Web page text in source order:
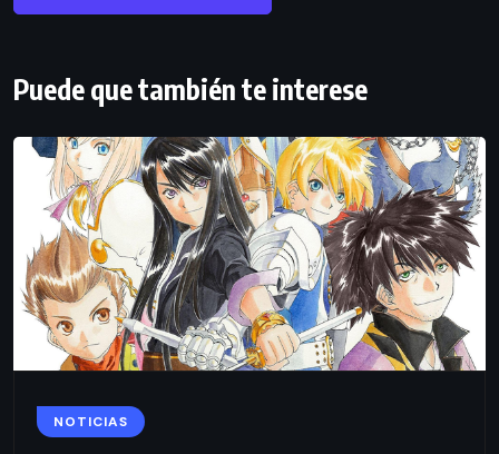
Puede que también te interese
NOTICIAS